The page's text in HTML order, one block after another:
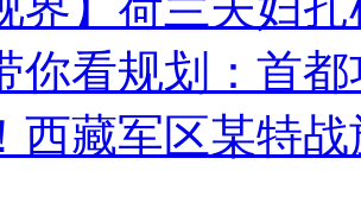
你看规划：首
西藏军区某特